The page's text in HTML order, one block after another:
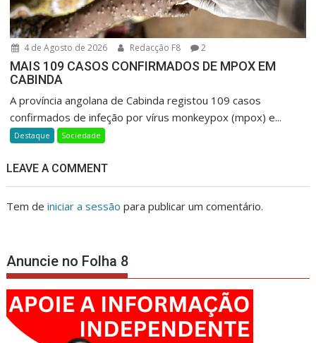
4 de Agosto de 2026 Redacção F8 2
MAIS 109 CASOS CONFIRMADOS DE MPOX EM
CABINDA
A província angolana de Cabinda registou 109 casos
confirmados de infeção por vírus monkeypox (mpox) e...
Destaque Sociedade
LEAVE A COMMENT
Tem deiniciar a sessão para publicar um comentário.
Anuncie no Folha 8